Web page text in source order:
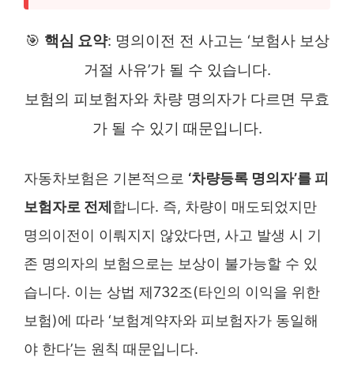
🎯 핵심 요약: 명의이전 전 사고는 ‘보험사 보상
거절 사유’가 될 수 있습니다.
보험의 피보험자와 차량 명의자가 다르면 무효
가 될 수 있기 때문입니다.
자동차보험은 기본적으로 ‘차량등록 명의자’를 피
보험자로 전제합니다. 즉, 차량이 매도되었지만
명의이전이 이뤄지지 않았다면, 사고 발생 시 기
존 명의자의 보험으로는 보상이 불가능할 수 있
습니다. 이는 상법 제732조(타인의 이익을 위한
보험)에 따라 ‘보험계약자와 피보험자가 동일해
야 한다’는 원칙 때문입니다.